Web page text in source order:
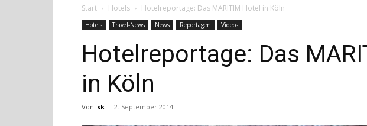
Start Hotels Hotelreportage: Das MARITIM Hotel in Köln
Hotels Travel-News News Reportagen Videos
Hotelreportage: Das
in Köln
Von sk - 2. September 2014